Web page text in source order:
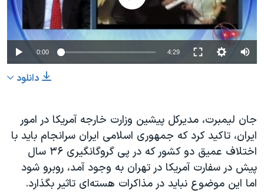
فرهنگ و زندگی
حقوق شهروندی
اقتصادی
گالری عکس
آرشیو پخش زنده
مستندها
انتخابات ریاست جمهوری آمریکا ۲۰۲۴
حمله جمهوری اسلامی به اسرائیل
اعتراضات زن، زندگی، آزادی
مجموعه مستندهای دادخواهی
تریبونال مردمی آبان ۹۸
دادگاه حمید نوری
دنبال کنید
0:00 4:29
دانلود
جان لیمبرت، مدیرکل پیشین وزارت خارجه آمریکا در امور
ایران، تاکید کرد که جمهوری اسلامی ایران سرانجام باید با
اختلاف عمیق دو کشور که در پی گروگانگیری ۳۶ سال
پیش در سفارت آمریکا در تهران به وجود آمد، روبرو شود
اما این موضوع نباید در مذاکرات هسته‌ای تاثیر بگذارد.